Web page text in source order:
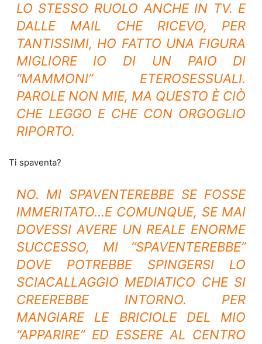
LO STESSO RUOLO ANCHE IN TV. E
DALLE MAIL CHE RICEVO, PER
TANTISSIMI, HO FATTO UNA FIGURA
MIGLIORE IO DI UN PAIO DI
“MAMMONI” ETEROSESSUALI.
PAROLE NON MIE, MA QUESTO È CIÒ
CHE LEGGO E CHE CON ORGOGLIO
RIPORTO.
Ti spaventa?
NO. MI SPAVENTEREBBE SE FOSSE
IMMERITATO…E COMUNQUE, SE MAI
DOVESSI AVERE UN REALE ENORME
SUCCESSO, MI “SPAVENTEREBBE”
DOVE POTREBBE SPINGERSI LO
SCIACALLAGGIO MEDIATICO CHE SI
CREEREBBE INTORNO. PER
MANGIARE LE BRICIOLE DEL MIO
“APPARIRE” ED ESSERE AL CENTRO